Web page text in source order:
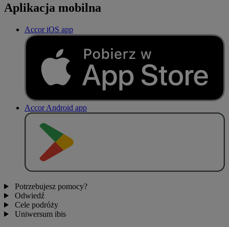
Aplikacja mobilna
Accor iOS app
Accor Android app
Potrzebujesz pomocy?
Odwiedź
Cele podróży
Uniwersum ibis